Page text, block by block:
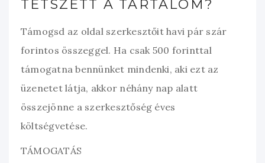
TETSZETT A TARTALOM?
Támogsd az oldal szerkesztőit havi pár szár
forintos összeggel. Ha csak 500 forinttal
támogatna bennünket mindenki, aki ezt az
üzenetet látja, akkor néhány nap alatt
összejönne a szerkesztőség éves
költségvetése.
TÁMOGATÁS